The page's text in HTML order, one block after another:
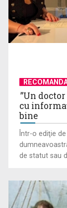
Albania, un
”Un
cu
bine
Într-o ediţie
de statut sau